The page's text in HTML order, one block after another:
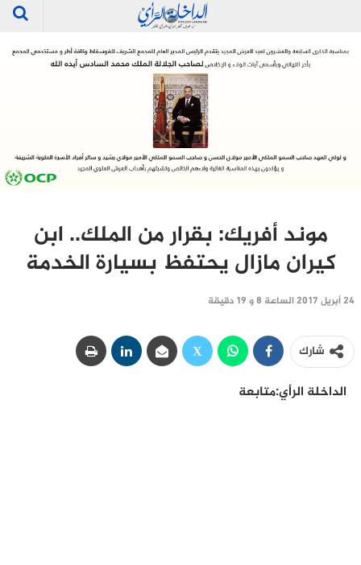
موند أفريك: بقرار من الملك.. ابن
كيران مازال يحتفظ بسيارة الخدمة
24 أبريل 2017 الساعة 8 و 19 دقيقة
شارك
الداخلة الرأي:متابعة